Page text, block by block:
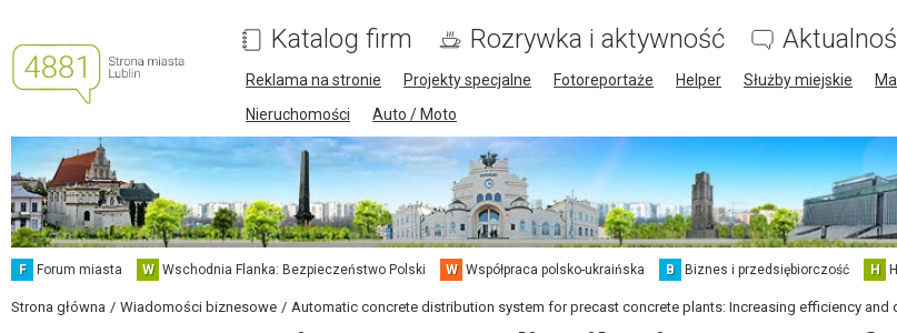
Katalog firm Rozrywka i aktywność
Reklama na stronie Projekty specjalne Fotoreportaże Helper Służby miejskie
Nieruchomości
Auto / Moto
F Forum miasta W Wschodnia Flanka: Bezpieczeństwo Polski W Współpraca polsko-ukraińska B Biznes i przedsiębiorczość H
Strona główna Wiadomości biznesowe Automatic concrete distribution system for precast concrete plants: Increasing efficiency and